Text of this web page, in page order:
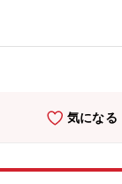
② 製造自働化エ
連情報】半導
g.com/recruit/
業インタビュー
気になる